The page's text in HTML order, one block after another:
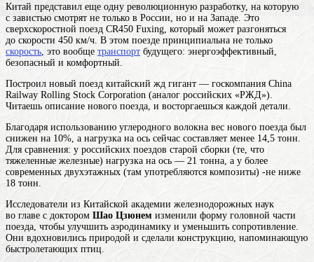
Китай представил еще одну революционную разработку, на которую
с завистью смотрят не только в России, но и на Западе. Это
сверхскоростной поезд CR450 Fuxing, который может разгоняться
до скорости 450 км/ч. В этом поезде принципиальна не только
скорость , это вообще транспорт будущего: энергоэффективный,
безопасный и комфортный.
Построил новый поезд китайский жд гигант — госкомпания China
Railway Rolling Stock Corporation (аналог российских «РЖД»).
Читаешь описание нового поезда, и восторгаешься каждой детали.
Благодаря использованию углеродного волокна вес нового поезда был
снижен на 10%, а нагрузка на ось сейчас составляет менее 14,5 тонн.
Для сравнения: у российских поездов старой сборки (те, что
тяжеленные железные) нагрузка на ось — 21 тонна, а у более
современных двухэтажных (там употребляются композиты) -не ниже
18 тонн.
Исследователи из Китайской академии железнодорожных наук
во главе с доктором Шао Цзюнем изменили форму головной части
поезда, чтобы улучшить аэродинамику и уменьшить сопротивление.
Они вдохновились природой и сделали конструкцию, напоминающую
быстролетающих птиц.